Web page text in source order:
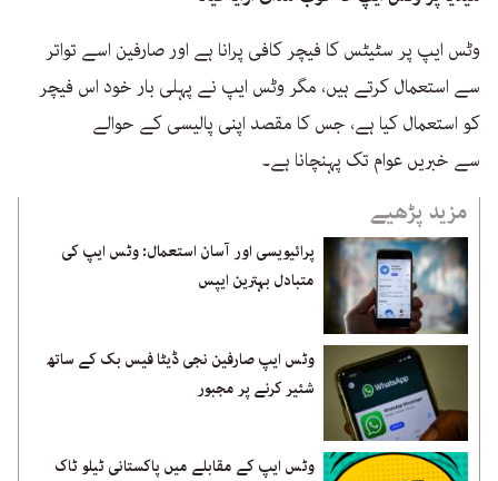
وٹس ایپ پر سٹیٹس کا فیچر کافی پرانا ہے اور صارفین اسے تواتر
سے استعمال کرتے ہیں، مگر وٹس ایپ نے پہلی بار خود اس فیچر
کو استعمال کیا ہے، جس کا مقصد اپنی پالیسی کے حوالے
سے خبریں عوام تک پہنچانا ہے۔
مزید پڑھیے
پرائیویسی اور آسان استعمال: وٹس ایپ کی
متبادل بہترین ایپس
وٹس ایپ صارفین نجی ڈیٹا فیس بک کے ساتھ
شئیر کرنے پر مجبور
وٹس ایپ کے مقابلے میں پاکستانی ٹیلو ٹاک